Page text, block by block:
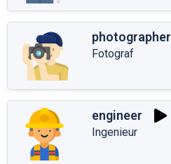
photographer
Fotograf
engineer
Ingenieur